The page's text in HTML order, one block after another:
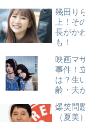
幾田り
上！そ
長がか
も！
映画マ
事件！
は？生
齢・夫
爆笑問
（夏美